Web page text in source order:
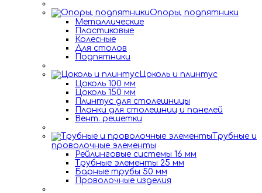
Опоры, подпятники
Металлические
Пластиковые
Колесные
Для столов
Подпятники
Цоколь и плинтус
Цоколь 100 мм
Цоколь 150 мм
Плинтус для столешницы
Планки для столешниц и панелей
Вент. решетки
Трубные и
проволочные элементы
Рейлинговые системы 16 мм
Трубные элементы 25 мм
Барные трубы 50 мм
Проволочные изделия